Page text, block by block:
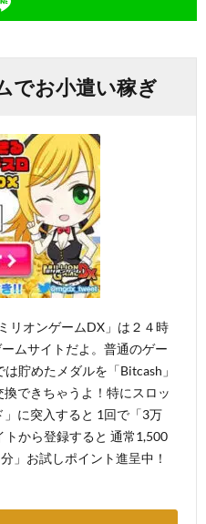
でお小遣い稼ぎ
リオンゲームDX」は２４時
ムサイトだよ。普通のゲー
貯めたメダルを「Bitcash」
できちゃうよ！特にスロッ
」に突入すると 1回で「3万
トから登録すると 通常1,500
」お試しポイント進呈中！